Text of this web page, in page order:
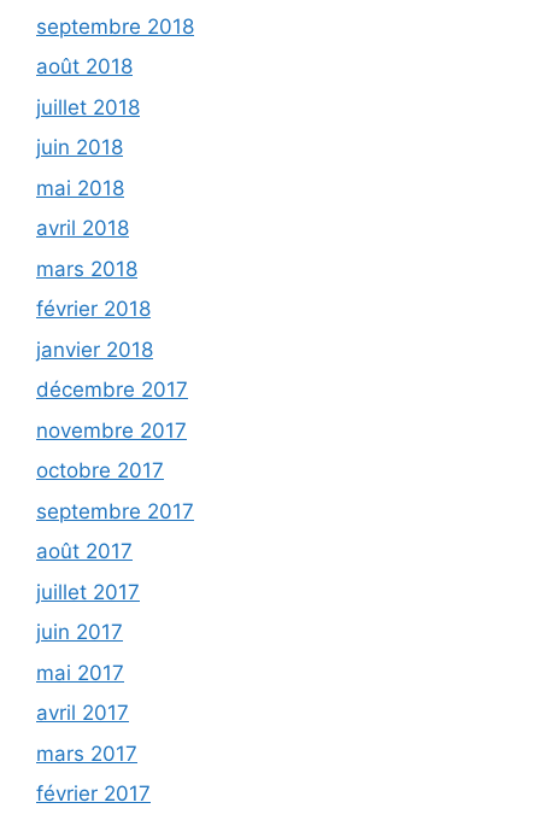
septembre 2018
août 2018
juillet 2018
juin 2018
mai 2018
avril 2018
mars 2018
février 2018
janvier 2018
décembre 2017
novembre 2017
octobre 2017
septembre 2017
août 2017
juillet 2017
juin 2017
mai 2017
avril 2017
mars 2017
février 2017